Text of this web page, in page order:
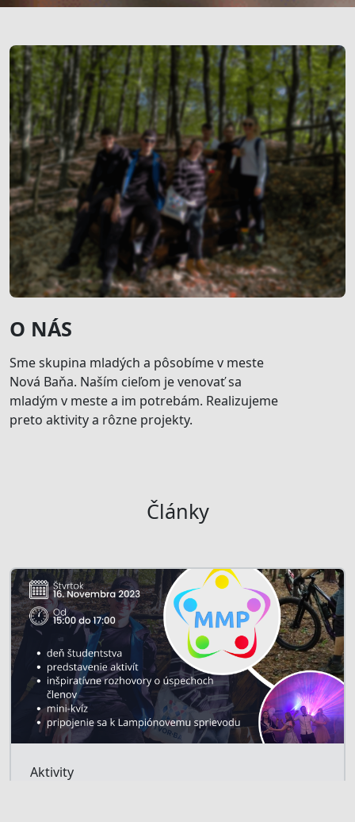
O NÁS
Sme skupina mladých a pôsobíme v meste
Nová Baňa. Naším cieľom je venovať sa
mladým v meste a im potrebám. Realizujeme
preto aktivity a rôzne projekty.
Články
Aktivity